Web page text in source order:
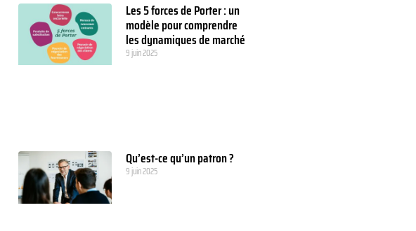
Les 5 forces de Porter : un
modèle pour comprendre
les dynamiques de marché
9 juin 2025
Qu’est-ce qu’un patron ?
9 juin 2025